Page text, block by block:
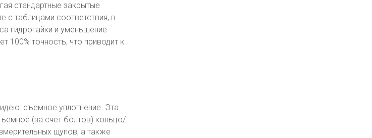
стандартные закрытые
с таблицами соответствия, в
гидрогайки и уменьшение
100% точность, что приводит к
съемное уплотнение. Эта
(за счет болтов) кольцо/
щупов, а также